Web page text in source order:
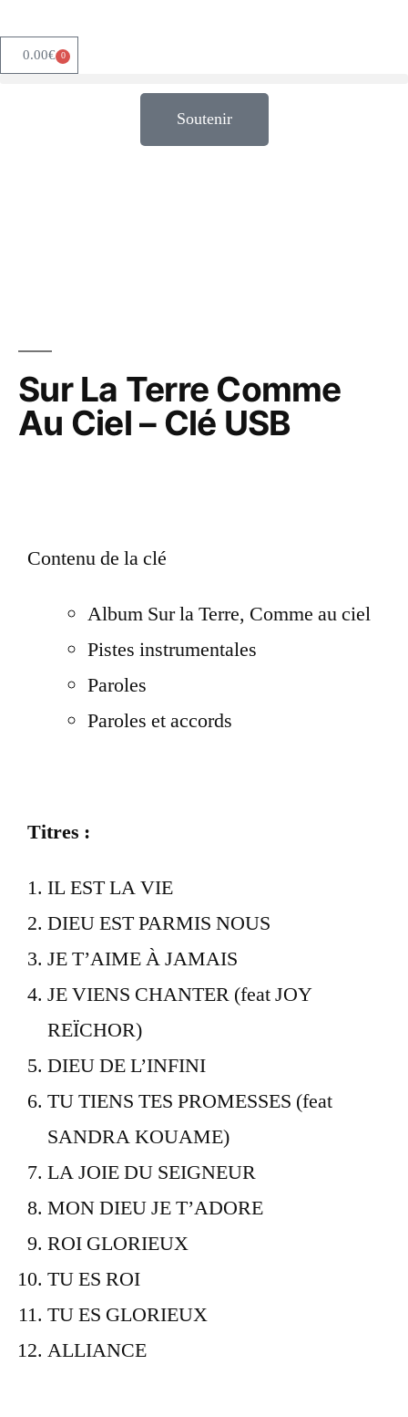
0.00€ 0
Soutenir
Sur La Terre Comme
Au Ciel – Clé USB
Contenu de la clé
Album Sur la Terre, Comme au ciel
Pistes instrumentales
Paroles
Paroles et accords
Titres :
IL EST LA VIE
DIEU EST PARMIS NOUS
JE T’AIME À JAMAIS
JE VIENS CHANTER (feat JOY
REÏCHOR)
DIEU DE L’INFINI
TU TIENS TES PROMESSES (feat
SANDRA KOUAME)
LA JOIE DU SEIGNEUR
MON DIEU JE T’ADORE
ROI GLORIEUX
TU ES ROI
TU ES GLORIEUX
ALLIANCE